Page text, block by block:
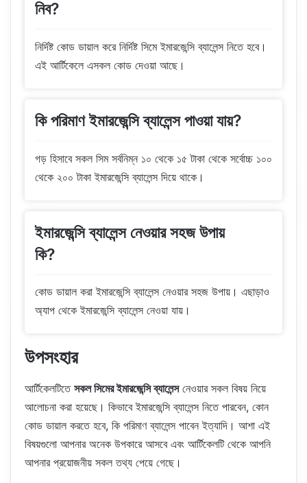
নিব?
নির্দিষ্ট কোড ডায়াল করে নির্দিষ্ট সিমে ইমারজেন্সি ব্যালেন্স নিতে হবে।
এই আর্টিকেলে এসকল কোড দেওয়া আছে।
কি পরিমাণ ইমারজেন্সি ব্যালেন্স পাওয়া যায়?
গড় হিসাবে সকল সিম সর্বনিম্ন ১০ থেকে ১৫ টাকা থেকে সর্বোচ্চ ১০০
থেকে ২০০ টাকা ইমারজেন্সি ব্যালেন্স দিয়ে থাকে।
ইমারজেন্সি ব্যালেন্স নেওয়ার সহজ উপায়
কি?
কোড ডায়াল করা ইমারজেন্সি ব্যালেন্স নেওয়ার সহজ উপায়। এছাড়াও
অ্যাপ থেকে ইমারজেন্সি ব্যালেন্স নেওয়া যায়।
উপসংহার
আর্টিকেলটিতে সকল সিমের ইমারজেন্সি ব্যালেন্সনেওয়ার সকল বিষয় নিয়ে
আলোচনা করা হয়েছে। কিভাবে ইমারজেন্সি ব্যালেন্স নিতে পারবেন, কোন
কোড ডায়াল করতে হবে, কি পরিমাণ ব্যালেন্স পাবেন ইত্যাদি। আশা এই
বিষয়গুলো আপনার অনেক উপকারে আসবে এবং আর্টিকেলটি থেকে আপনি
আপনার প্রয়োজনীয় সকল তথ্য পেয়ে গেছে।